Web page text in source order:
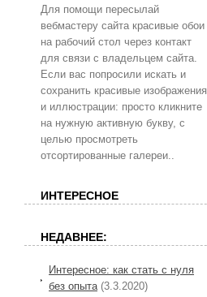
Для помощи пересылай
вебмастеру сайта красивые обои
на рабочий стол через контакт
для связи с владельцем сайта.
Если вас попросили искать и
сохранить красивые изображения
и иллюстрации: просто кликните
на нужную активную букву, с
целью просмотреть
отсортированные галереи..
ИНТЕРЕСНОЕ
НЕДАВНЕЕ:
Интересное: как стать с нуля
без опыта (3.3.2020)